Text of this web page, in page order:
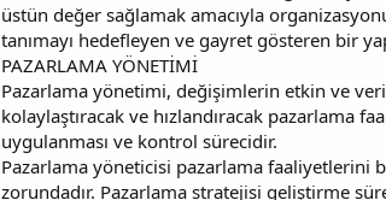
üstün değer sağlamak amacıyla
tanımayı hedefleyen ve gayret gösteren bir
PAZARLAMA YÖNETİMİ
Pazarlama yönetimi, değişimlerin etkin ve
kolaylaştıracak ve hızlandıracak pazarlama
uygulanması ve kontrol sürecidir.
Pazarlama yöneticisi pazarlama faaliyetlerini
zorundadır. Pazarlama stratejisi geliştirme